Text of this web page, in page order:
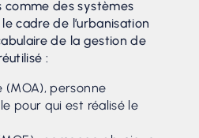
des systèmes
cadre de l’urbanisation
de la gestion de
:
(MOA), personne
pour qui est réalisé le